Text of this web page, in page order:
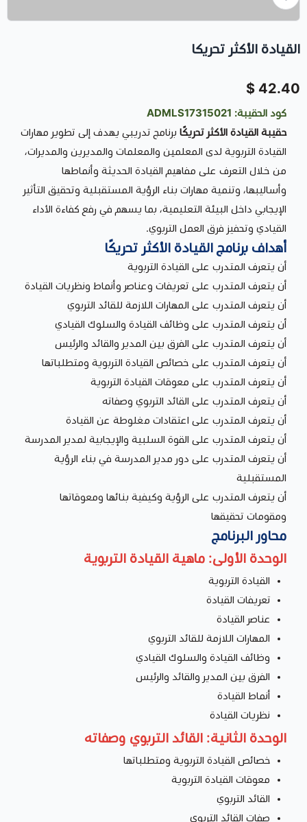
القيادة الأكثر تحريكا
42.40 $
كود الحقيبة: ADMLS17315021
حقيبة القيادة الأكثر تحريكًا برنامج تدريبي يهدف إلى تطوير مهارات
القيادة التربوية لدى المعلمين والمعلمات والمديرين والمديرات،
من خلال التعرف على مفاهيم القيادة الحديثة وأنماطها
وأساليبها، وتنمية مهارات بناء الرؤية المستقبلية وتحقيق التأثير
الإيجابي داخل البيئة التعليمية، بما يسهم في رفع كفاءة الأداء
القيادي وتحفيز فرق العمل التربوي.
أهداف برنامج القيادة الأكثر تحريكًا
أن يتعرف المتدرب على القيادة التربوية
أن يتعرف المتدرب على تعريفات وعناصر وأنماط ونظريات القيادة
أن يتعرف المتدرب على المهارات اللازمة للقائد التربوي
أن يتعرف المتدرب على وظائف القيادة والسلوك القيادي
أن يتعرف المتدرب على الفرق بين المدير والقائد والرئيس
أن يتعرف المتدرب على خصائص القيادة التربوية ومتطلباتها
أن يتعرف المتدرب على معوقات القيادة التربوية
أن يتعرف المتدرب على القائد التربوي وصفاته
أن يتعرف المتدرب على اعتقادات مغلوطة عن القيادة
أن يتعرف المتدرب على القوة السلبية والإيجابية لمدير المدرسة
أن يتعرف المتدرب على دور مدير المدرسة في بناء الرؤية
المستقبلية
أن يتعرف المتدرب على الرؤية وكيفية بنائها ومعوقاتها
ومقومات تحقيقها
محاور البرنامج
الوحدة الأولى: ماهية القيادة التربوية
القيادة التربوية
تعريفات القيادة
عناصر القيادة
المهارات اللازمة للقائد التربوي
وظائف القيادة والسلوك القيادي
الفرق بين المدير والقائد والرئيس
أنماط القيادة
نظريات القيادة
الوحدة الثانية: القائد التربوي وصفاته
خصائص القيادة التربوية ومتطلباتها
معوقات القيادة التربوية
القائد التربوي
صفات القائد التربوي